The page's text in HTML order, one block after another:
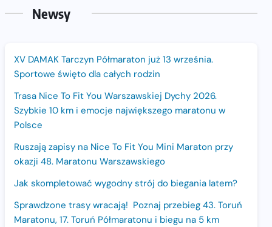
Newsy
XV DAMAK Tarczyn Półmaraton już 13 września.
Sportowe święto dla całych rodzin
Trasa Nice To Fit You Warszawskiej Dychy 2026.
Szybkie 10 km i emocje największego maratonu w
Polsce
Ruszają zapisy na Nice To Fit You Mini Maraton przy
okazji 48. Maratonu Warszawskiego
Jak skompletować wygodny strój do biegania latem?
Sprawdzone trasy wracają! Poznaj przebieg 43. Toruń
Maratonu, 17. Toruń Półmaratonu i biegu na 5 km